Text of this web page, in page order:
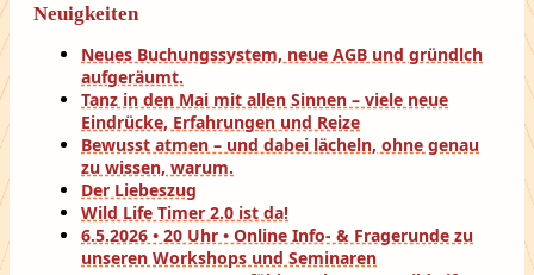
Neuigkeiten
Neues Buchungssystem, neue AGB und gründlch
aufgeräumt.
Tanz in den Mai mit allen Sinnen – viele neue
Eindrücke, Erfahrungen und Reize
Bewusst atmen – und dabei lächeln, ohne genau
zu wissen, warum.
Der Liebeszug
Wild Life Timer 2.0 ist da!
6.5.2026 • 20 Uhr • Online Info- & Fragerunde zu
unseren Workshops und Seminaren